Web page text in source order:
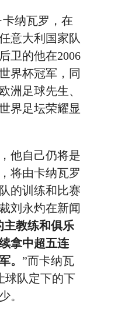
纳瓦罗，在
意大利国家队
卫的他在2006
界杯冠军，同
洲足球先生、
界足坛荣耀显
他自己仍将是
将由卡纳瓦罗
的训练和比赛
刘永灼在新闻
主教练和俱乐
拿中超五连
。 ”而卡纳瓦
球队定下的下
。